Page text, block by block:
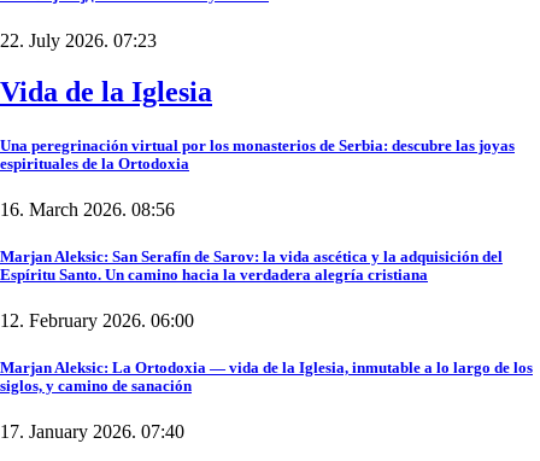
22. July 2026. 07:23
Vida de la Iglesia
Una peregrinación virtual por los monasterios de Serbia: descubre las joyas
espirituales de la Ortodoxia
16. March 2026. 08:56
Marjan Aleksic: San Serafín de Sarov: la vida ascética y la adquisición del
Espíritu Santo. Un camino hacia la verdadera alegría cristiana
12. February 2026. 06:00
Marjan Aleksic: La Ortodoxia — vida de la Iglesia, inmutable a lo largo de los
siglos, y camino de sanación
17. January 2026. 07:40